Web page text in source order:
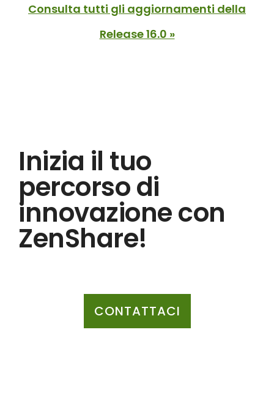
Consulta tutti gli aggiornamenti della
Release 16.0 »
Inizia il tuo
percorso di
innovazione con
ZenShare!
CONTATTACI